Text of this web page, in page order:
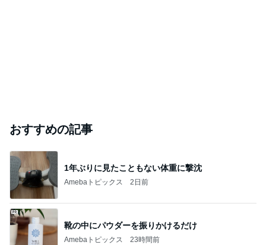
おすすめの記事
1年ぶりに見たこともない体重に撃沈
Amebaトピックス 2日前
靴の中にパウダーを振りかけるだけ
Amebaトピックス 23時間前